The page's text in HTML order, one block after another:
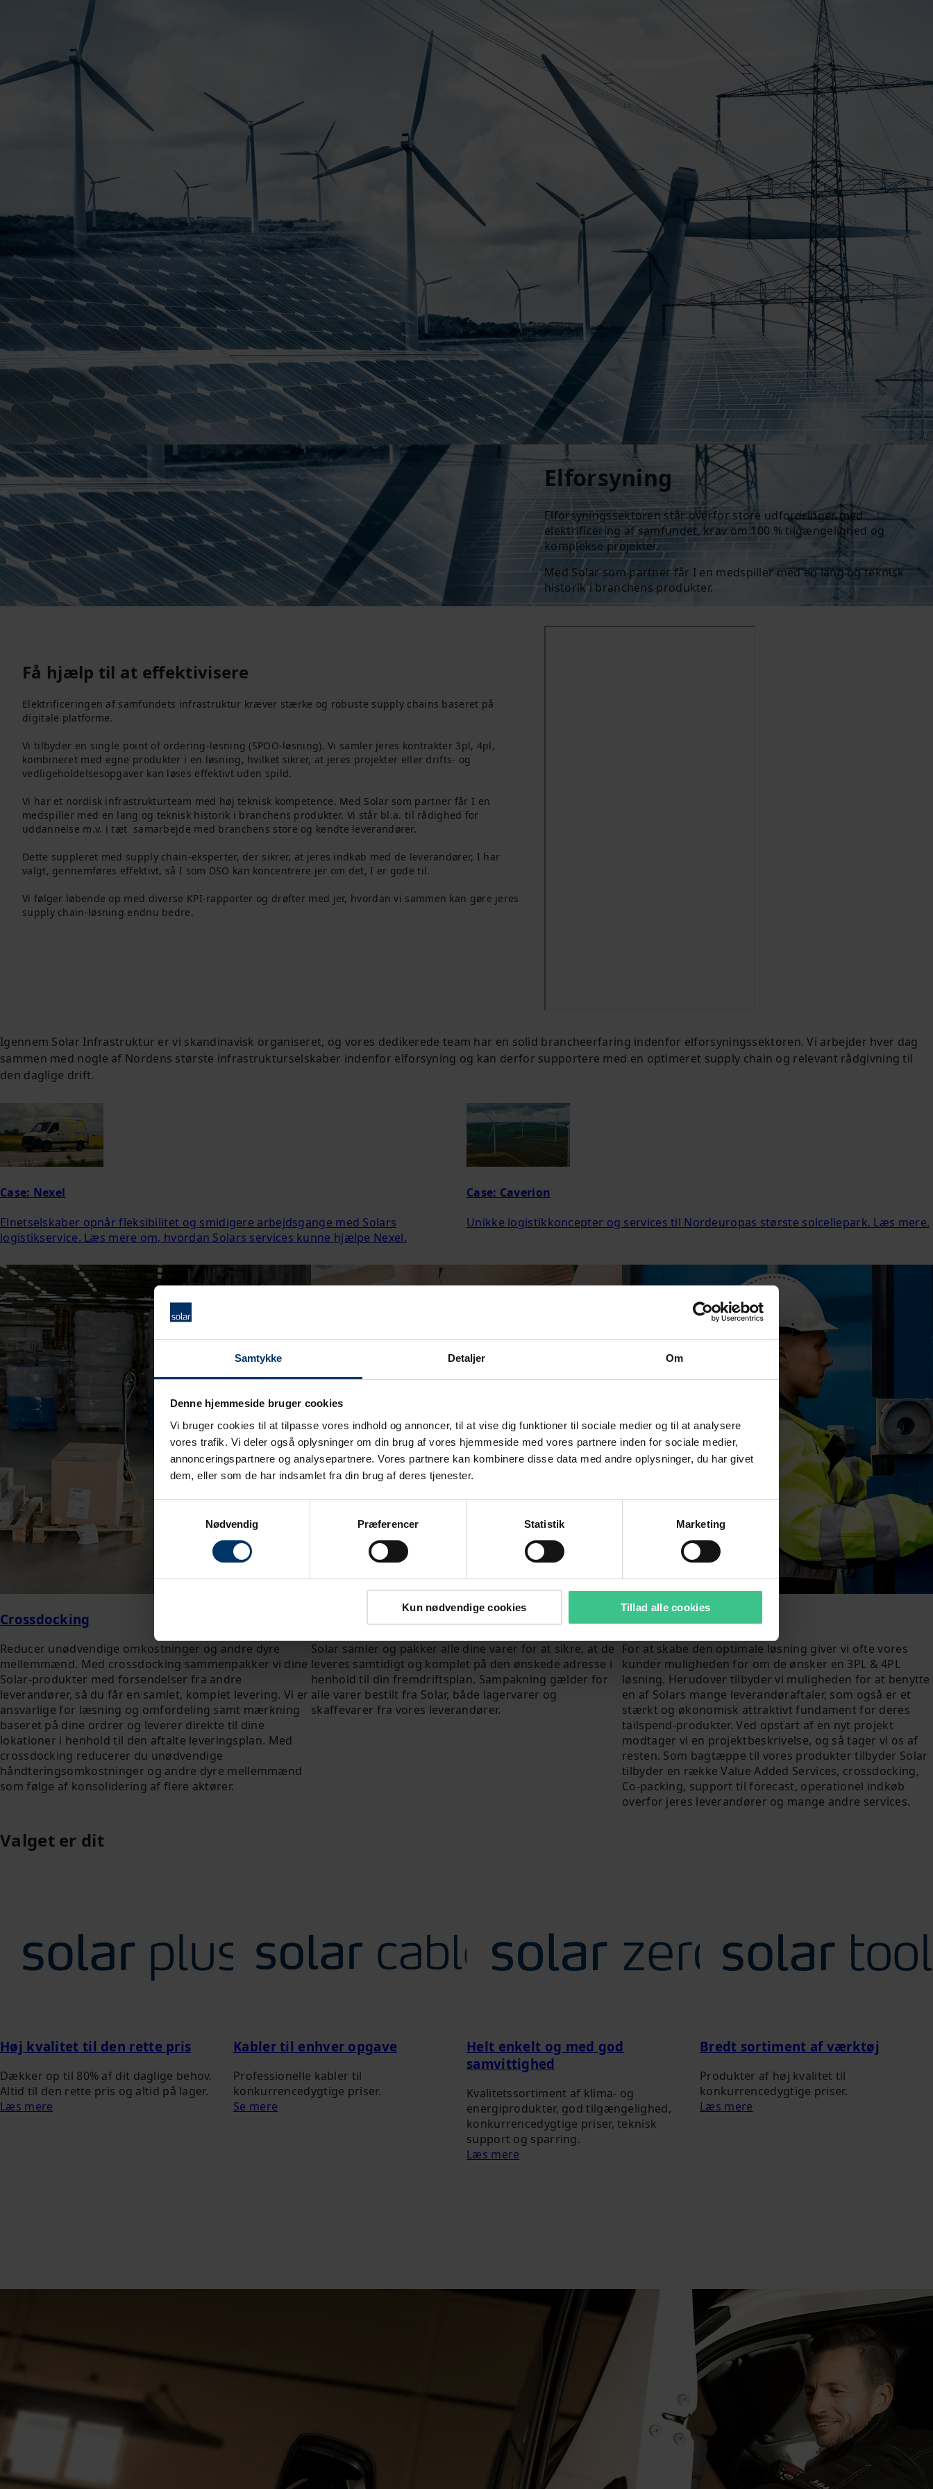
Samtykke Detaljer Om
Denne hjemmeside bruger cookies
Vi bruger cookies til at tilpasse vores indhold og annoncer, til at vise dig funktioner til sociale medier og til at analysere
vores trafik. Vi deler også oplysninger om din brug af vores hjemmeside med vores partnere inden for sociale medier,
annonceringspartnere og analysepartnere. Vores partnere kan kombinere disse data med andre oplysninger, du har givet
dem, eller som de har indsamlet fra din brug af deres tjenester.
Nødvendig
Præferencer Statistik Marketing
Kun nødvendige cookies Tillad alle cookies
Elforsyning
Elforsyningssektoren står overfor store udfordringer med
elektrificering af samfundet, krav om 100 % tilgængelighed og
komplekse projekter.
Med Solar som partner får I en medspiller med en lang og teknisk
historik i branchens produkter.
Få hjælp til at effektivisere
Elektrificeringen af samfundets infrastruktur kræver stærke og robuste supply chains baseret på
digitale platforme.
Vi tilbyder en single point of ordering-løsning (SPOO-løsning). Vi samler jeres kontrakter 3pl, 4pl,
kombineret med egne produkter i en løsning, hvilket sikrer, at jeres projekter eller drifts- og
vedligeholdelsesopgaver kan løses effektivt uden spild.
Vi har et nordisk infrastrukturteam med høj teknisk kompetence. Med Solar som partner får I en
medspiller med en lang og teknisk historik i branchens produkter. Vi står bl.a. til rådighed for
uddannelse m.v. i tæt samarbejde med branchens store og kendte leverandører.
Dette suppleret med supply chain-eksperter, der sikrer, at jeres indkøb med de leverandører, I har
valgt, gennemføres effektivt, så I som DSO kan koncentrere jer om det, I er gode til.
Vi følger løbende op med diverse KPI-rapporter og drøfter med jer, hvordan vi sammen kan gøre jeres
supply chain-løsning endnu bedre.
Igennem Solar Infrastruktur er vi skandinavisk organiseret, og vores dedikerede team har en solid brancheerfaring indenfor elforsyningssektoren. Vi arbejder hver dag
sammen med nogle af Nordens største infrastrukturselskaber indenfor elforsyning og kan derfor supportere med en optimeret supply chain og relevant rådgivning til
den daglige drift.
Case: Nexel
Elnetselskaber opnår fleksibilitet og smidigere arbejdsgange med Solars
logistikservice. Læs mere om, hvordan Solars services kunne hjælpe Nexel.
Case: Caverion
Unikke logistikkoncepter og services til Nordeuropas største solcellepark. Læs mere.
Crossdocking
Reducer unødvendige omkostninger og andre dyre
mellemmænd. Med crossdocking sammenpakker vi dine
Solar-produkter med forsendelser fra andre
leverandører, så du får en samlet, komplet levering. Vi er
ansvarlige for læsning og omfordeling samt mærkning
baseret på dine ordrer og leverer direkte til dine
lokationer i henhold til den aftalte leveringsplan. Med
crossdocking reducerer du unødvendige
håndteringsomkostninger og andre dyre mellemmænd
som følge af konsolidering af flere aktører.
Sampakning
Solar samler og pakker alle dine varer for at sikre, at de
leveres samtidigt og komplet på den ønskede adresse i
henhold til din fremdriftsplan. Sampakning gælder for
alle varer bestilt fra Solar, både lagervarer og
skaffevarer fra vores leverandører.
3PL & 4PL
For at skabe den optimale løsning giver vi ofte vores
kunder muligheden for om de ønsker en 3PL & 4PL
løsning. Herudover tilbyder vi muligheden for at benytte
en af Solars mange leverandøraftaler, som også er et
stærkt og økonomisk attraktivt fundament for deres
tailspend-produkter. Ved opstart af en nyt projekt
modtager vi en projektbeskrivelse, og så tager vi os af
resten. Som bagtæppe til vores produkter tilbyder Solar
tilbyder en række Value Added Services, crossdocking,
Co-packing, support til forecast, operationel indkøb
overfor jeres leverandører og mange andre services.
Valget er dit
Høj kvalitet til den rette pris
Dækker op til 80% af dit daglige behov.
Altid til den rette pris og altid på lager.
Læs mere
Kabler til enhver opgave
Professionelle kabler til
konkurrencedygtige priser.
Se mere
Helt enkelt og med god
samvittighed
Kvalitetssortiment af klima- og
energiprodukter, god tilgængelighed,
konkurrencedygtige priser, teknisk
support og sparring.
Læs mere
Bredt sortiment af værktøj
Produkter af høj kvalitet til
konkurrencedygtige priser.
Læs mere